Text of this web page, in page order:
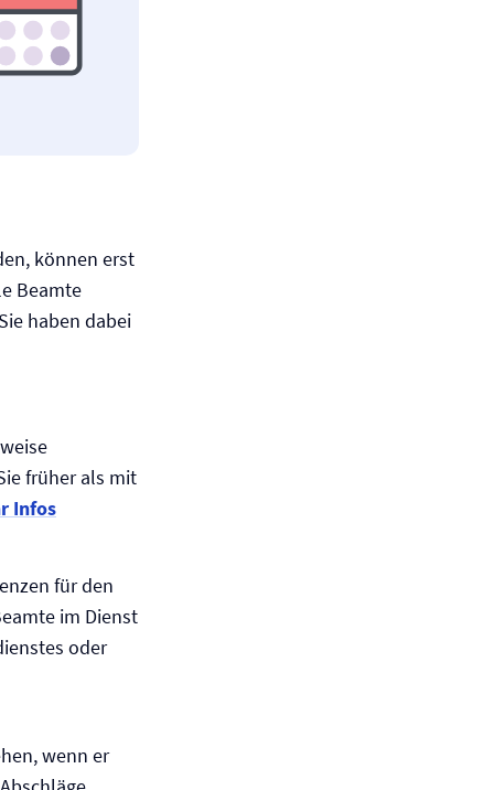
können erst
Beamte
haben dabei
früher als mit
Infos
für den
im Dienst
oder
wenn er